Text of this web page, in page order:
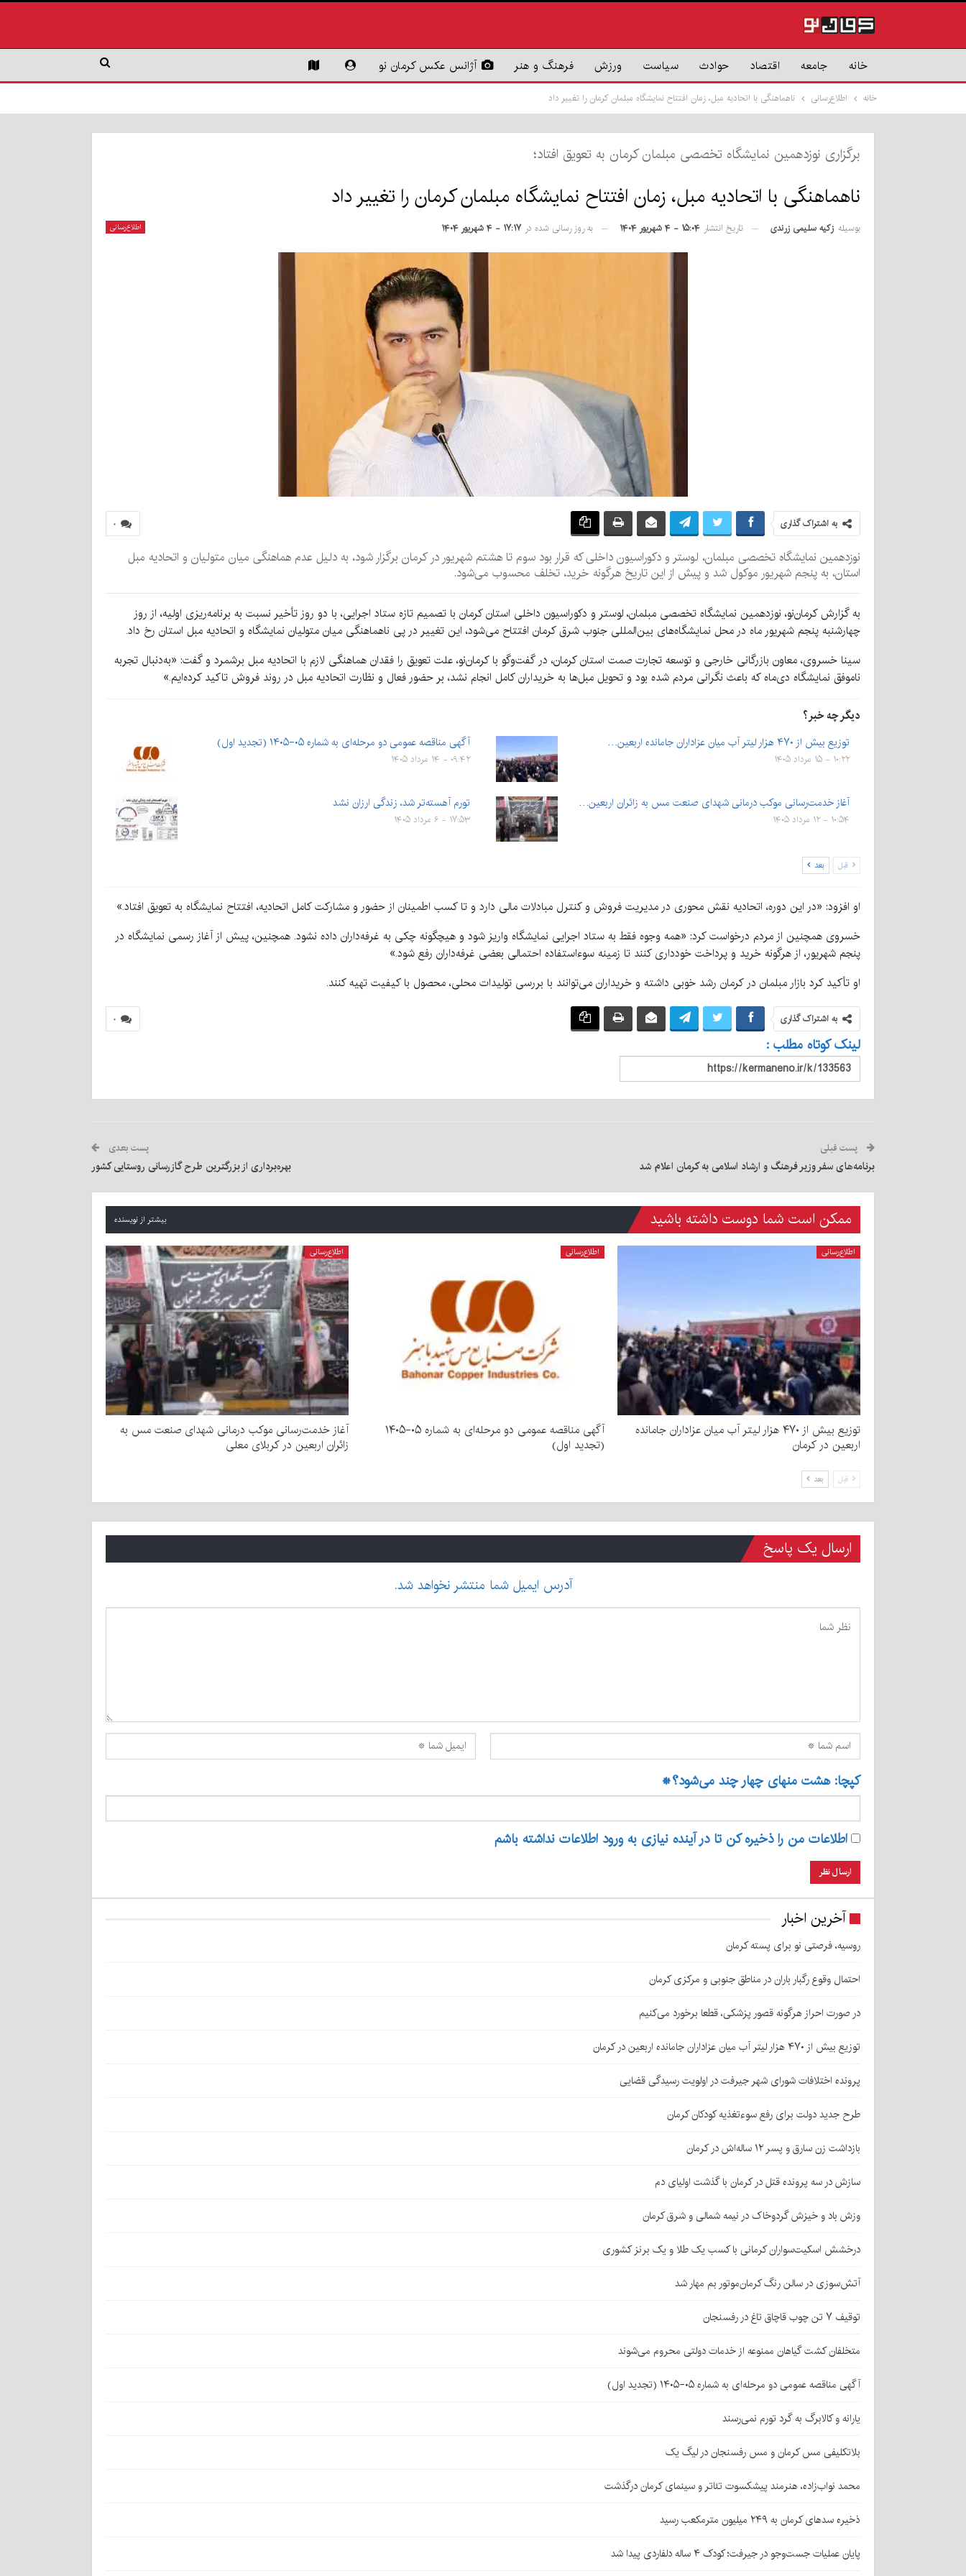
خانه جامعه اقتصاد حوادث سیاست ورزش فرهنگ و هنر آژانس عکس کرمان نو
خانه اطلاع‌رسانی ناهماهنگی با اتحادیه مبل، زمان افتتاح نمایشگاه مبلمان کرمان را تغییر داد
برگزاری نوزدهمین نمایشگاه تخصصی مبلمان کرمان به تعویق افتاد؛
ناهماهنگی با اتحادیه مبل، زمان افتتاح نمایشگاه مبلمان کرمان را تغییر داد
اطلاع‌رسانی بوسیله زکیه سلیمی زرندی تاریخ انتشار ۱۵:۰۴ - ۴ شهریور ۱۴۰۴ به روز رسانی شده در ۱۷:۱۷ - ۴ شهریور ۱۴۰۴
۰ به اشتراک گذاری
نوزدهمین نمایشگاه تخصصی مبلمان، لوستر و دکوراسیون داخلی که قرار بود سوم تا هشتم شهریور در کرمان برگزار شود، به دلیل عدم هماهنگی میان متولیان و اتحادیه مبل
استان، به پنجم شهریور موکول شد و پیش از این تاریخ هرگونه خرید، تخلف محسوب می‌شود.
به گزارش کرمان‌نو، نوزدهمین نمایشگاه تخصصی مبلمان، لوستر و دکوراسیون داخلی استان کرمان با تصمیم تازه ستاد اجرایی، با دو روز تأخیر نسبت به برنامه‌ریزی اولیه، از روز
چهارشنبه پنجم شهریور ماه در محل نمایشگاه‌های بین‌المللی جنوب شرق کرمان افتتاح می‌شود، این تغییر در پی ناهماهنگی میان متولیان نمایشگاه و اتحادیه مبل استان رخ داد.
سینا خسروی، معاون بازرگانی خارجی و توسعه تجارت صمت استان کرمان، در گفت‌وگو با کرمان‌نو، علت تعویق را فقدان هماهنگی لازم با اتحادیه مبل برشمرد و گفت: «به‌دنبال تجربه
ناموفق نمایشگاه دی‌ماه که باعث نگرانی مردم شده بود و تحویل مبل‌ها به خریداران کامل انجام نشد، بر حضور فعال و نظارت اتحادیه مبل در روند فروش تاکید کرده‌ایم.»
دیگر چه خبر؟
توزیع بیش از ۴۷۰ هزار لیتر آب میان عزاداران جامانده اربعین…
۱۰:۲۲ - ۱۵ مرداد ۱۴۰۵
آگهی مناقصه عمومی دو مرحله‌ای به شماره ۰۵-۱۴۰۵ (تجدید اول)
۰۹:۴۲ - ۱۴ مرداد ۱۴۰۵
آغاز خدمت‌رسانی موکب درمانی شهدای صنعت مس به زائران اربعین…
۱۰:۵۴ - ۱۲ مرداد ۱۴۰۵
تورم آهسته‌تر شد، زندگی ارزان نشد
۱۷:۵۳ - ۶ مرداد ۱۴۰۵
قبل بعد
او افزود: «در این دوره، اتحادیه نقش محوری در مدیریت فروش و کنترل مبادلات مالی دارد و تا کسب اطمینان از حضور و مشارکت کامل اتحادیه، افتتاح نمایشگاه به تعویق افتاد.»
خسروی همچنین از مردم درخواست کرد: «همه وجوه فقط به ستاد اجرایی نمایشگاه واریز شود و هیچگونه چکی به غرفه‌داران داده نشود. همچنین، پیش از آغاز رسمی نمایشگاه در
پنجم شهریور، از هرگونه خرید و پرداخت خودداری کنند تا زمینه سوءاستفاده احتمالی بعضی غرفه‌داران رفع شود.»
او تأکید کرد بازار مبلمان در کرمان رشد خوبی داشته و خریداران می‌توانند با بررسی تولیدات محلی، محصول با کیفیت تهیه کنند.
۰ به اشتراک گذاری
لینک کوتاه مطلب :
پست قبلی
برنامه‌های سفر وزیر فرهنگ و ارشاد اسلامی به کرمان اعلام شد
پست بعدی
بهره‌برداری از بزرگترین طرح گازرسانی روستایی کشور
ممکن است شما دوست داشته باشید بیشتر از نویسنده
اطلاع‌رسانی
توزیع بیش از ۴۷۰ هزار لیتر آب میان عزاداران جامانده
اربعین در کرمان
اطلاع‌رسانی
آگهی مناقصه عمومی دو مرحله‌ای به شماره ۰۵-۱۴۰۵
(تجدید اول)
اطلاع‌رسانی
آغاز خدمت‌رسانی موکب درمانی شهدای صنعت مس به
زائران اربعین در کربلای معلی
قبل بعد
ارسال یک پاسخ
آدرس ایمیل شما منتشر نخواهد شد.
کپچا: هشت منهای چهار چند می‌شود؟*
اطلاعات من را ذخیره کن تا در آینده نیازی به ورود اطلاعات نداشته باشم
آخرین اخبار
روسیه، فرصتی نو برای پسته کرمان
احتمال وقوع رگبار باران در مناطق جنوبی و مرکزی کرمان
در صورت احراز هرگونه قصور پزشکی، قطعا برخورد می‌کنیم
توزیع بیش از ۴۷۰ هزار لیتر آب میان عزاداران جامانده اربعین در کرمان
پرونده اختلافات شورای شهر جیرفت در اولویت رسیدگی قضایی
طرح جدید دولت برای رفع سوءتغذیه کودکان کرمان
بازداشت زن سارق و پسر ۱۲ ساله‌اش در کرمان
سازش در سه پرونده قتل در کرمان با گذشت اولیای دم
وزش باد و خیزش گردوخاک در نیمه شمالی و شرق کرمان
درخشش اسکیت‌سواران کرمانی با کسب یک طلا و یک برنز کشوری
آتش‌سوزی در سالن رنگ کرمان‌موتور بم مهار شد
توقیف ۷ تن چوب قاچاق تاغ در رفسنجان
متخلفان کشت گیاهان ممنوعه از خدمات دولتی محروم می‌شوند
آگهی مناقصه عمومی دو مرحله‌ای به شماره ۰۵-۱۴۰۵ (تجدید اول)
یارانه و کالابرگ به گرد تورم نمی‌رسند
بلاتکلیفی مس کرمان و مس رفسنجان در لیگ یک
محمد نواب‌زاده، هنرمند پیشکسوت تئاتر و سینمای کرمان درگذشت
ذخیره سدهای کرمان به ۲۴۹ میلیون مترمکعب رسید
پایان عملیات جست‌وجو در جیرفت؛ کودک ۴ ساله دلفاردی پیدا شد